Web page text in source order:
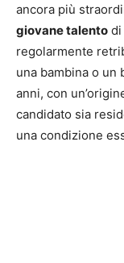
ancora più
giovane talento di
regolarmente
una bambina o un
anni, con
candidato sia
una condizione